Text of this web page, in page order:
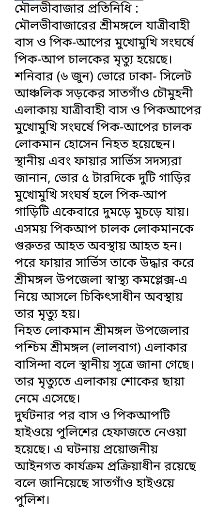
মৌলভীবাজার প্রতিনিধি :
মৌলভীবাজারের শ্রীমঙ্গলে যাত্রীবাহী
বাস ও পিক-আপের মুখোমুখি সংঘর্ষে
পিক-আপ চালকের মৃত্যু হয়েছে।
শনিবার (৬ জুন) ভোরে ঢাকা- সিলেট
আঞ্চলিক সড়কের সাতগাঁও চৌমুহনী
এলাকায় যাত্রীবাহী বাস ও পিকআপের
মুখোমুখি সংঘর্ষে পিক-আপের চালক
লোকমান হোসেন নিহত হয়েছেন।
স্থানীয় এবং ফায়ার সার্ভিস সদস্যরা
জানান, ভোর ৫ টারদিকে দুটি গাড়ির
মুখোমুখি সংঘর্ষ হলে পিক-আপ
গাড়িটি একেবারে দুমড়ে মুচড়ে যায়।
এসময় পিকআপ চালক লোকমানকে
গুরুতর আহত অবস্থায় আহত হন।
পরে ফায়ার সার্ভিস তাকে উদ্ধার করে
শ্রীমঙ্গল উপজেলা স্বাস্থ্য কমপ্লেক্স-এ
নিয়ে আসলে চিকিৎসাধীন অবস্থায়
তার মৃত্যু হয়।
নিহত লোকমান শ্রীমঙ্গল উপজেলার
পশ্চিম শ্রীমঙ্গল (লালবাগ) এলাকার
বাসিন্দা বলে স্থানীয় সূত্রে জানা গেছে।
তার মৃত্যুতে এলাকায় শোকের ছায়া
নেমে এসেছে।
দুর্ঘটনার পর বাস ও পিকআপটি
হাইওয়ে পুলিশের হেফাজতে নেওয়া
হয়েছে। এ ঘটনায় প্রয়োজনীয়
আইনগত কার্যক্রম প্রক্রিয়াধীন রয়েছে
বলে জানিয়েছে সাতগাঁও হাইওয়ে
পুলিশ।